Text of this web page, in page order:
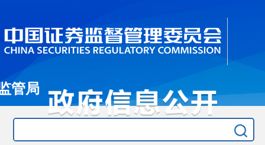
管局